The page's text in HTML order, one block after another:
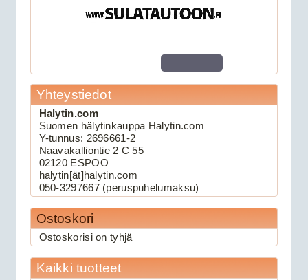
Keskuslukituksen kau...
Viper 3105V autohälytin
Yhteystiedot
Halytin.com
Suomen hälytinkauppa Halytin.com
Y-tunnus: 2696661-2
Naavakalliontie 2 C 55
02120 ESPOO
halytin[ät]halytin.com
050-3297667 (peruspuhelumaksu)
Ostoskori
Ostoskorisi on tyhjä
Kaikki tuotteet